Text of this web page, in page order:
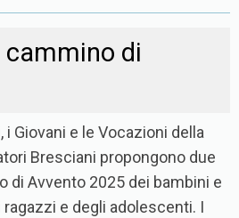
cammino di
i Giovani e le Vocazioni della
Bresciani propongono due
di Avvento 2025 dei bambini e
e degli adolescenti. I